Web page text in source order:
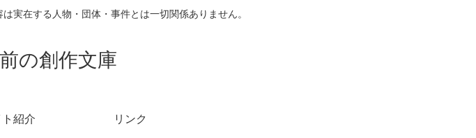
実在する人物・団体・事件とは一切関係ありません。
の創作文庫
紹介 リンク